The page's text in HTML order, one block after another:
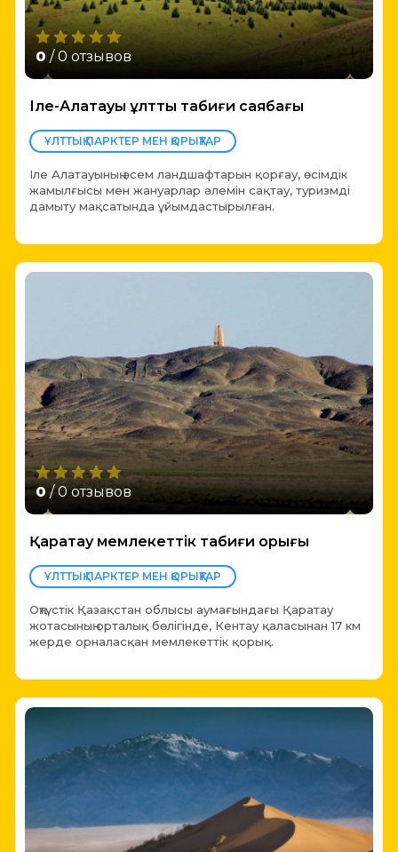
0 / 0 отзывов
Іле-Алатауы ұлттық табиғи саябағы
ҰЛТТЫҚ ПАРКТЕР МЕН ҚОРЫҚТАР
Іле Алатауының әсем ландшафтарын қорғау, өсімдік
жамылғысы мен жануарлар әлемін сақтау, туризмді
дамыту мақсатында ұйымдастырылған.
0 / 0 отзывов
Қаратау мемлекеттік табиғи қорығы
ҰЛТТЫҚ ПАРКТЕР МЕН ҚОРЫҚТАР
Оңтүстік Қазақстан облысы аумағындағы Қаратау
жотасының орталық бөлігінде, Кентау қаласынан 17 км
жерде орналасқан мемлекеттік қорық.